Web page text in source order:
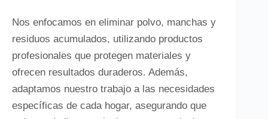
Nos enfocamos en eliminar polvo, manchas y
residuos acumulados, utilizando productos
profesionales que protegen materiales y
ofrecen resultados duraderos. Además,
adaptamos nuestro trabajo a las necesidades
específicas de cada hogar, asegurando que